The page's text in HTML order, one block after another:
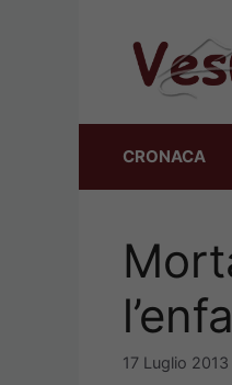
CRONACA
17 Luglio 2013